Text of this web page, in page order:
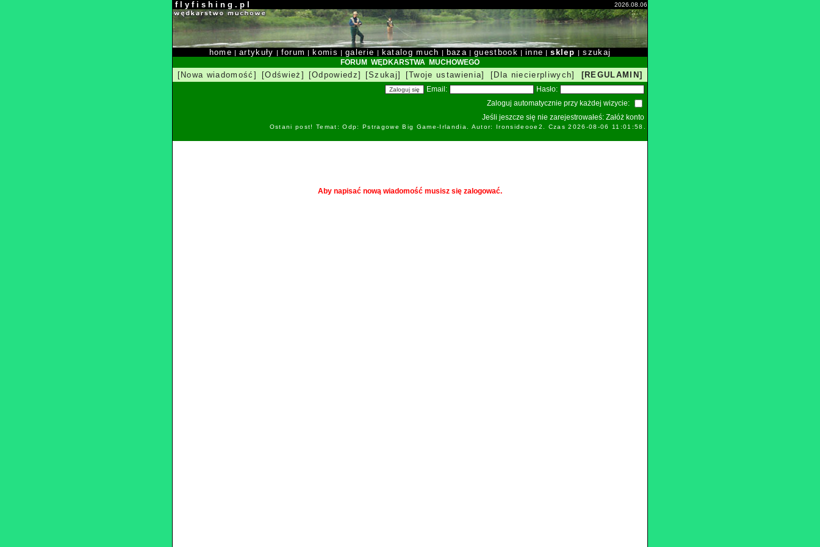
f l y f i s h i n g . p l 2026.08.06
home |artykuły | forum | komis |galerie | katalog much | baza | guestbook | inne |sklep |szukaj
FORUM WĘDKARSTWA MUCHOWEGO
[Nowa wiadomość] [Odśwież] [Odpowiedz] [Szukaj] [Twoje ustawienia] [Dla niecierpliwych] [REGULAMIN]
Email:
Hasło:
Zaloguj automatycznie przy każdej wizycie:
Jeśli jeszcze się nie zarejestrowałeś: Załóż konto
Ostani post! Temat: Odp: Pstragowe Big Game-Irlandia. Autor: Ironsideоoe2. Czas 2026-08-06 11:01:58.
Aby napisać nową wiadomość musisz się zalogować.